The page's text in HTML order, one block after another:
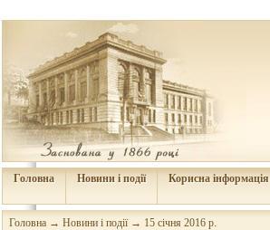
Головна Новини і події Корисна інформація
Головна → Новини і події→ 15 січня 2016 р.